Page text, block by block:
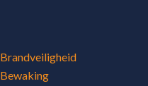
Brandveiligheid
Bewaking